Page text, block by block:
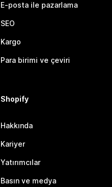
E-posta ile pazarlama
SEO
Kargo
Para birimi ve çeviri
Shopify
Hakkında
Kariyer
Yatırımcılar
Basın ve medya